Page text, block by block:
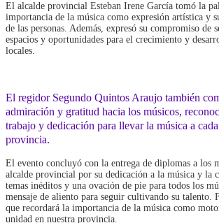
El alcalde provincial Esteban Irene García tomó la
importancia de la música como expresión artística y
de las personas. Además, expresó su compromiso de
espacios y oportunidades para el crecimiento y
locales.
El regidor Segundo Quintos Araujo también
admiración y gratitud hacia los músicos,
trabajo y dedicación para llevar la música a
provincia.
El evento concluyó con la entrega de diplomas a los
alcalde provincial por su dedicación a la música y la
temas inéditos y una ovación de pie para todos los
mensaje de aliento para seguir cultivando su talento.
que recordará la importancia de la música como
unidad en nuestra provincia.